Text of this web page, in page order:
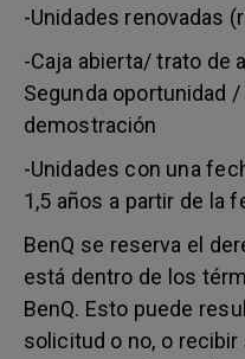
-Unidades renovadas
-Caja abierta/ trato de
Segunda oportunidad
demostración
-Unidades con una
1,5 años a partir de la
BenQ se reserva el
está dentro de los
BenQ. Esto puede
solicitud o no, o